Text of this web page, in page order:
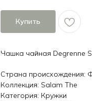
Купить
Чашка чайная Degrenne
Страна происхождения:
Коллекция: Salam The
Категория: Кружки